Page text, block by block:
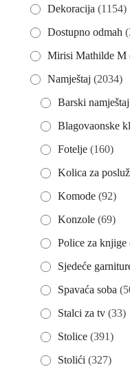
Dekoracija (1154)
Dostupno odmah
Mirisi Mathilde M
Namještaj (2034)
Barski namještaj
Blagovaonske
Fotelje (160)
Kolica za
Komode (92)
Konzole (69)
Police za knjige
Sjedeće
Spavaća soba
Stalci za tv (33)
Stolice (391)
Stolići (327)